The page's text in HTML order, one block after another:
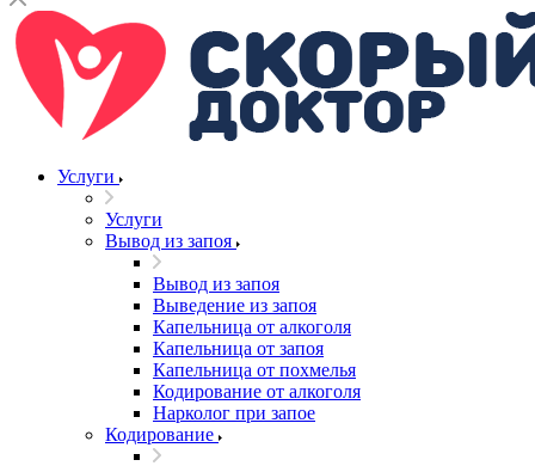
Услуги
Услуги
Вывод из запоя
Вывод из запоя
Выведение из запоя
Капельница от алкоголя
Капельница от запоя
Капельница от похмелья
Кодирование от алкоголя
Нарколог при запое
Кодирование